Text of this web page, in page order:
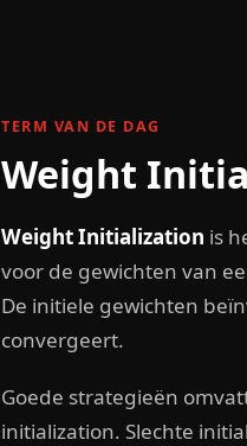
TERM VAN DE DAG
Weight
Weight Initialization is
voor de gewichten van
De initiele gewichten
convergeert.
Goede strategieën
initialization. Slechte